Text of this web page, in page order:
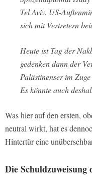
Tel Aviv. US-
sich mit Vertretern
Heute ist Tag der
gedenken dann der
Palästinenser im
Es könnte auch
Was hier auf den ersten,
neutral wirkt, hat es
Hintertür eine
Die Schuldzuweisung